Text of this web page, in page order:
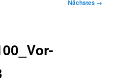
Nächstes →